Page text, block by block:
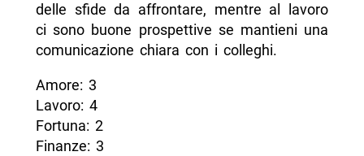
delle sfide da affrontare, mentre al lavoro
ci sono buone prospettive se mantieni una
comunicazione chiara con i colleghi.
Amore: 3
Lavoro: 4
Fortuna: 2
Finanze: 3